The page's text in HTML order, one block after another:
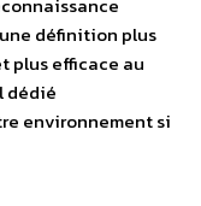
définition plus
plus efficace au
dédié
environnement si